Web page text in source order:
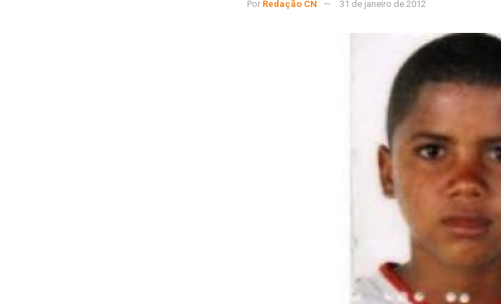
Por Redação CN 31 de janeiro de 2012